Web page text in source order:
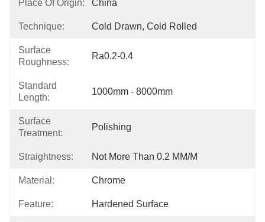
Place Of Origin: China
Technique: Cold Drawn, Cold Rolled
Surface
Roughness:
Ra0.2-0.4
Standard
Length:
1000mm - 8000mm
Surface
Treatment:
Polishing
Straightness: Not More Than 0.2 MM/M
Material: Chrome
Feature: Hardened Surface